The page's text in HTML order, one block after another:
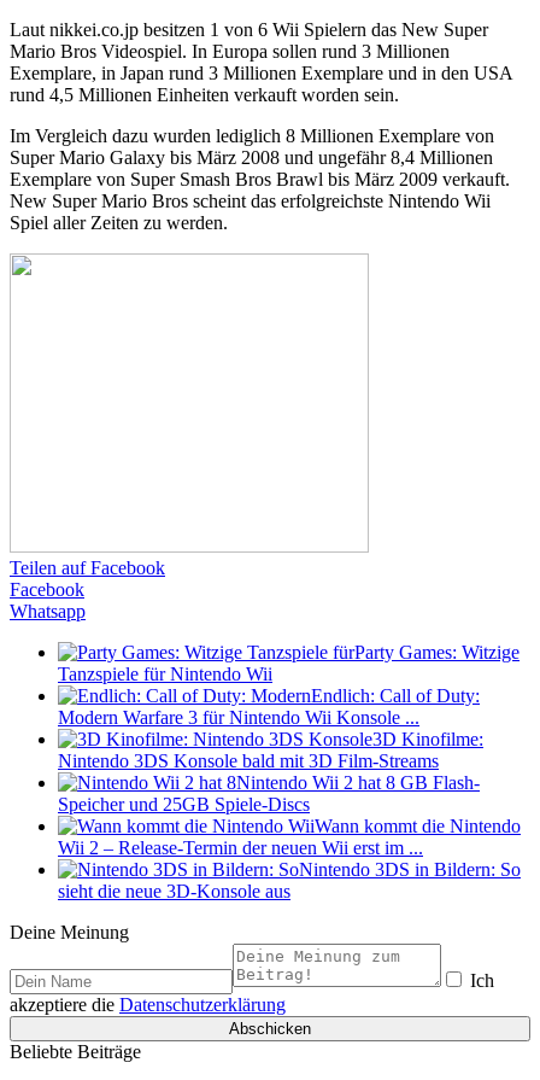
Laut nikkei.co.jp besitzen 1 von 6 Wii Spielern das New Super
Mario Bros Videospiel. In Europa sollen rund 3 Millionen
Exemplare, in Japan rund 3 Millionen Exemplare und in den USA
rund 4,5 Millionen Einheiten verkauft worden sein.
Im Vergleich dazu wurden lediglich 8 Millionen Exemplare von
Super Mario Galaxy bis März 2008 und ungefähr 8,4 Millionen
Exemplare von Super Smash Bros Brawl bis März 2009 verkauft.
New Super Mario Bros scheint das erfolgreichste Nintendo Wii
Spiel aller Zeiten zu werden.
Teilen auf Facebook
Facebook
Whatsapp
Party Games: Witzige
Tanzspiele für Nintendo Wii
Endlich: Call of Duty:
Modern Warfare 3 für Nintendo Wii Konsole ...
3D Kinofilme:
Nintendo 3DS Konsole bald mit 3D Film-Streams
Nintendo Wii 2 hat 8 GB Flash-
Speicher und 25GB Spiele-Discs
Wann kommt die Nintendo
Wii 2 – Release-Termin der neuen Wii erst im ...
Nintendo 3DS in Bildern: So
sieht die neue 3D-Konsole aus
Deine Meinung
Ich
akzeptiere die Datenschutzerklärung
Beliebte Beiträge